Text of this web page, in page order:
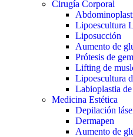
Cirugía Corporal
Lipoescultura
Liposucción
Aumento de
Prótesis de
Lifting de
Lipoescultura
Labioplastia
Medicina Estética
Depilación
Dermapen
Aumento de